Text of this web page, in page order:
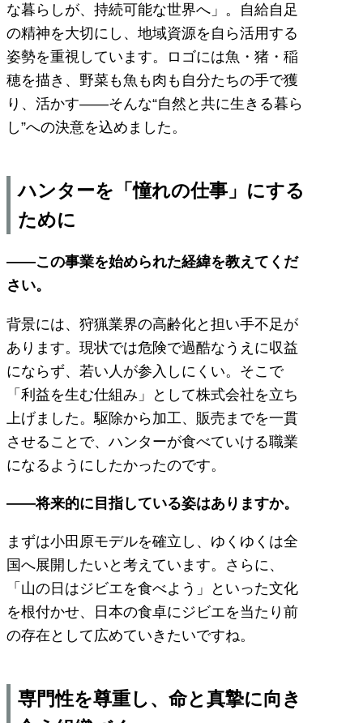
な暮らしが、持続可能な世界へ」。自給自足
の精神を大切にし、地域資源を自ら活用する
姿勢を重視しています。ロゴには魚・猪・稲
穂を描き、野菜も魚も肉も自分たちの手で獲
り、活かす――そんな“自然と共に生きる暮ら
し”への決意を込めました。
ハンターを「憧れの仕事」にする
ために
――この事業を始められた経緯を教えてくだ
さい。
背景には、狩猟業界の高齢化と担い手不足が
あります。現状では危険で過酷なうえに収益
にならず、若い人が参入しにくい。そこで
「利益を生む仕組み」として株式会社を立ち
上げました。駆除から加工、販売までを一貫
させることで、ハンターが食べていける職業
になるようにしたかったのです。
――将来的に目指している姿はありますか。
まずは小田原モデルを確立し、ゆくゆくは全
国へ展開したいと考えています。さらに、
「山の日はジビエを食べよう」といった文化
を根付かせ、日本の食卓にジビエを当たり前
の存在として広めていきたいですね。
専門性を尊重し、命と真摯に向き